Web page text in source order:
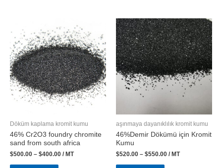
Döküm kaplama kromit kumu
46% Cr2O3 foundry chromite
sand from south africa
$500.00 – $400.00 / MT
aşınmaya dayanıklılık kromit kumu
46%Demir Dökümü için Kromit
Kumu
$520.00 – $550.00 / MT